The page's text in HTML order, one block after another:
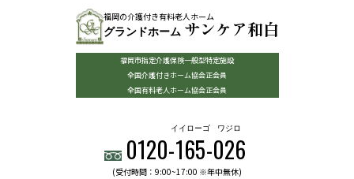
福岡の介護付き有料老人ホーム
グランドホーム サンケア和白
福岡市指定介護保険一般型特定施設
全国介護付きホーム協会正会員
全国有料老人ホーム協会正会員
0120-165
イイローゴ
-026
ワジロ
(受付時間：9:00~17:00 ※年中無休)